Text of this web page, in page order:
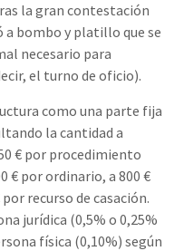
la gran contestación
a bombo y platillo que se
necesario para
el turno de oficio).
como una parte fija
la cantidad a
€ por procedimiento
€ por ordinario, a 800 €
recurso de casación.
jurídica (0,5% o 0,25%
física (0,10%) según